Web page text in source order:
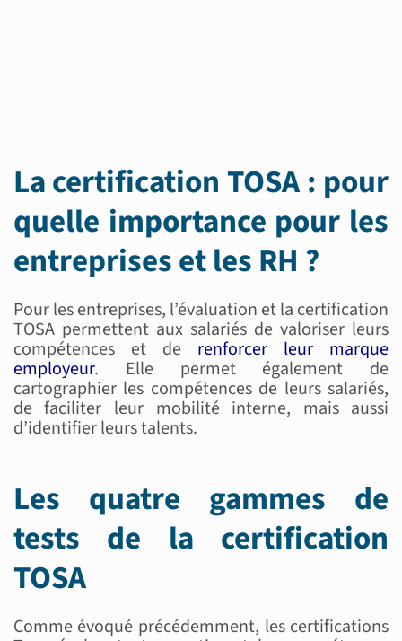
La certification TOSA : pour
quelle importance pour les
entreprises et les RH ?
Pour les entreprises, l’évaluation et la certification
TOSA permettent aux salariés de valoriser leurs
compétences et de renforcer leur marque
employeur. Elle permet également de
cartographier les compétences de leurs salariés,
de faciliter leur mobilité interne, mais aussi
d’identifier leurs talents.
Les quatre gammes de
tests de la certification
TOSA
Comme évoqué précédemment, les certifications